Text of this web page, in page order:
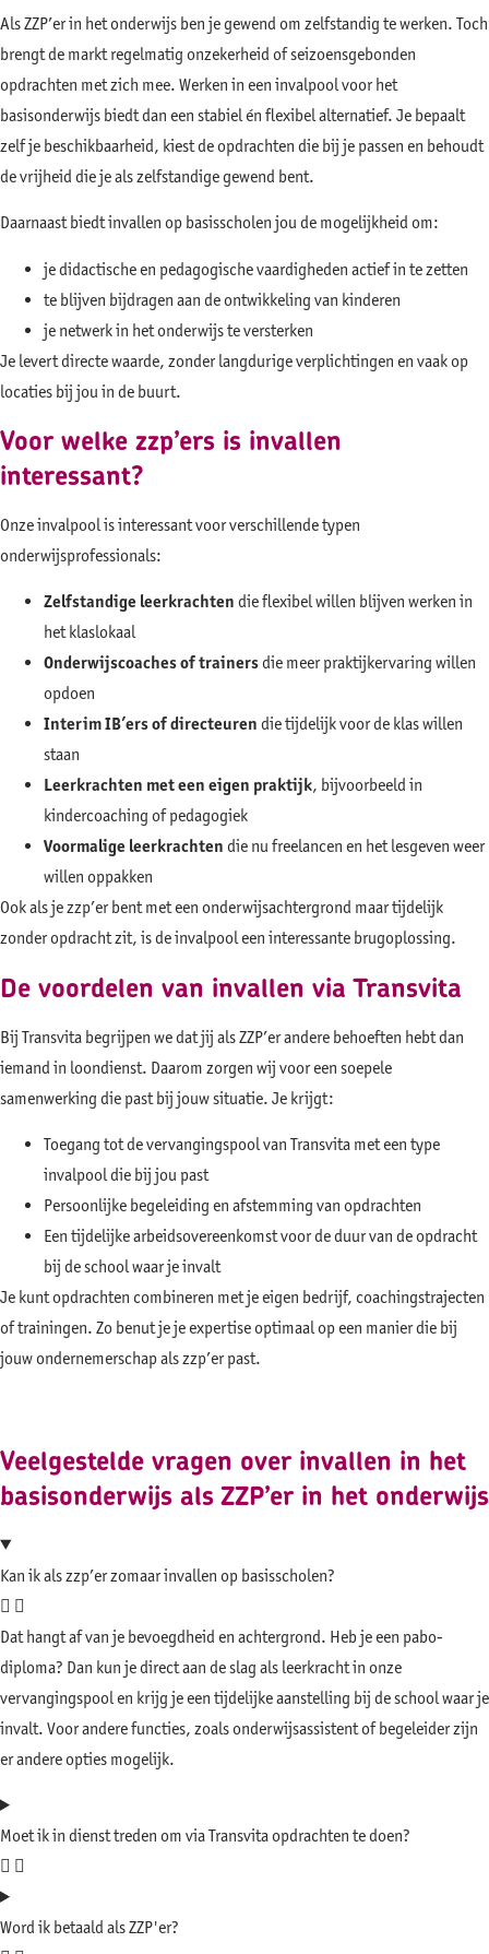
Als ZZP’er in het onderwijs ben je gewend om zelfstandig te werken. Toch
brengt de markt regelmatig onzekerheid of seizoensgebonden
opdrachten met zich mee. Werken in een invalpool voor het
basisonderwijs biedt dan een stabiel én flexibel alternatief. Je bepaalt
zelf je beschikbaarheid, kiest de opdrachten die bij je passen en behoudt
de vrijheid die je als zelfstandige gewend bent.
Daarnaast biedt invallen op basisscholen jou de mogelijkheid om:
je didactische en pedagogische vaardigheden actief in te zetten
te blijven bijdragen aan de ontwikkeling van kinderen
je netwerk in het onderwijs te versterken
Je levert directe waarde, zonder langdurige verplichtingen en vaak op
locaties bij jou in de buurt.
Voor welke zzp’ers is invallen
interessant?
Onze invalpool is interessant voor verschillende typen
onderwijsprofessionals:
Zelfstandige leerkrachten die flexibel willen blijven werken in
het klaslokaal
Onderwijscoaches of trainersdie meer praktijkervaring willen
opdoen
Interim IB’ers of directeuren die tijdelijk voor de klas willen
staan
Leerkrachten met een eigen praktijk, bijvoorbeeld in
kindercoaching of pedagogiek
Voormalige leerkrachten die nu freelancen en het lesgeven weer
willen oppakken
Ook als je zzp’er bent met een onderwijsachtergrond maar tijdelijk
zonder opdracht zit, is de invalpool een interessante brugoplossing.
De voordelen van invallen via Transvita
Bij Transvita begrijpen we dat jij als ZZP’er andere behoeften hebt dan
iemand in loondienst. Daarom zorgen wij voor een soepele
samenwerking die past bij jouw situatie. Je krijgt:
Toegang tot de vervangingspool van Transvita met een type
invalpool die bij jou past
Persoonlijke begeleiding en afstemming van opdrachten
Een tijdelijke arbeidsovereenkomst voor de duur van de opdracht
bij de school waar je invalt
Je kunt opdrachten combineren met je eigen bedrijf, coachingstrajecten
of trainingen. Zo benut je je expertise optimaal op een manier die bij
jouw ondernemerschap als zzp’er past.
Veelgestelde vragen over invallen in het
basisonderwijs als ZZP’er in het onderwijs
Kan ik als zzp’er zomaar invallen op basisscholen?
Dat hangt af van je bevoegdheid en achtergrond. Heb je een pabo-
diploma? Dan kun je direct aan de slag als leerkracht in onze
vervangingspool en krijg je een tijdelijke aanstelling bij de school waar je
invalt. Voor andere functies, zoals onderwijsassistent of begeleider zijn
er andere opties mogelijk.
Moet ik in dienst treden om via Transvita opdrachten te doen?
Word ik betaald als ZZP'er?